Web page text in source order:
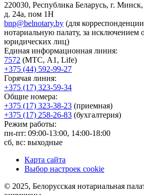
220030, Республика Беларусь, г.
д. 24а, пом 1Н
bnp@belnotary.by (для
нотариальную палату, за исключением
юридических лиц)
Единая информационная линия:
7572 (МТС, A1, Life)
+375 (44) 592-99-27
Горячая линия:
+375 (17) 323-59-34
Общие номера:
+375 (17) 323-38-23 (приемная)
+375 (17) 258-26-83 (бухгалтерия)
Режим работы:
пн-пт: 09:00-13:00, 14:00-18:00
сб, вс: выходные
Карта сайта
Выбор настроек cookie
© 2025, Белорусская нотариальная